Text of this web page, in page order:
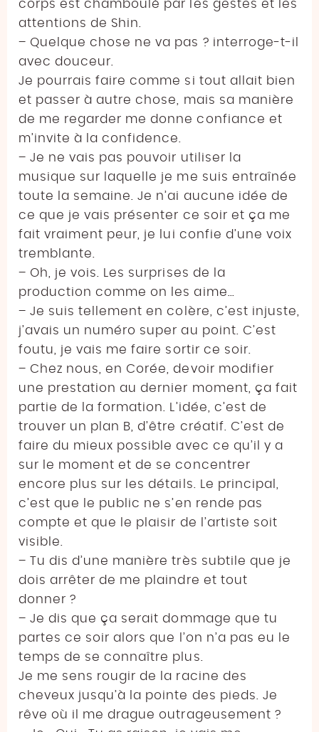
corps est chamboulé par les gestes et les
attentions de Shin.
– Quelque chose ne va pas ? interroge-t-il
avec douceur.
Je pourrais faire comme si tout allait bien
et passer à autre chose, mais sa manière
de me regarder me donne confiance et
m’invite à la confidence.
– Je ne vais pas pouvoir utiliser la
musique sur laquelle je me suis entraînée
toute la semaine. Je n’ai aucune idée de
ce que je vais présenter ce soir et ça me
fait vraiment peur, je lui confie d’une voix
tremblante.
– Oh, je vois. Les surprises de la
production comme on les aime…
– Je suis tellement en colère, c’est injuste,
j’avais un numéro super au point. C’est
foutu, je vais me faire sortir ce soir.
– Chez nous, en Corée, devoir modifier
une prestation au dernier moment, ça fait
partie de la formation. L’idée, c’est de
trouver un plan B, d’être créatif. C’est de
faire du mieux possible avec ce qu’il y a
sur le moment et de se concentrer
encore plus sur les détails. Le principal,
c’est que le public ne s’en rende pas
compte et que le plaisir de l’artiste soit
visible.
– Tu dis d’une manière très subtile que je
dois arrêter de me plaindre et tout
donner ?
– Je dis que ça serait dommage que tu
partes ce soir alors que l’on n’a pas eu le
temps de se connaître plus.
Je me sens rougir de la racine des
cheveux jusqu’à la pointe des pieds. Je
rêve où il me drague outrageusement ?